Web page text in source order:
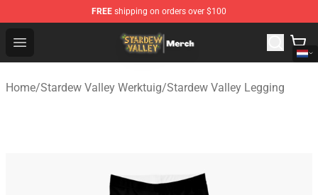
FREE shipping on orders over $100
Open menu
Stardew Valley Store - Official Stardew Valley
Home/Stardew Valley Werktuig/Stardew Valley Legging